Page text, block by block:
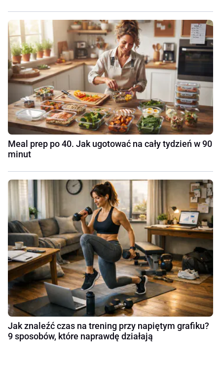
Meal prep po 40. Jak ugotować na cały tydzień w 90
minut
Jak znaleźć czas na trening przy napiętym grafiku?
9 sposobów, które naprawdę działają